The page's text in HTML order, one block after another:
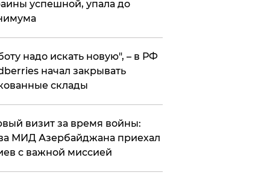
успешной, упала до
надо искать новую", – в РФ
начал закрывать
склады
визит за время войны:
МИД Азербайджана приехал
с важной миссией